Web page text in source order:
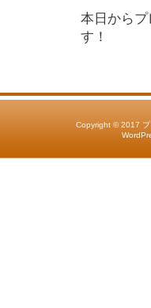
本日から
す！
Copyright © 2017